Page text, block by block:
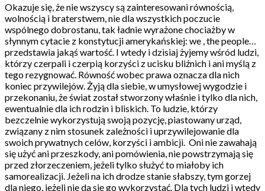
Okazuje się, że nie wszyscy są zainteresowani równością,
wolnością i braterstwem, nie dla wszystkich poczucie
wspólnego dobrostanu, tak ładnie wyrażone chociażby w
słynnym cytacie z konstytucji amerykańskiej: we , the people…
przedstawia jakąś wartość. I wtedy i dzisiaj żyjemy wśród ludzi,
którzy czerpali i czerpią korzyści z ucisku bliźnich i ani myślą z
tego rezygnować. Równość wobec prawa oznacza dla nich
koniec przywilejów. Żyją dla siebie, w umysłowej wygodzie i
przekonaniu, że świat został stworzony właśnie i tylko dla nich,
ewentualnie dla ich rodzin i bliskich. To ludzie, którzy
bezczelnie wykorzystują swoją pozycję, piastowany urząd,
związany z nim stosunek zależności i uprzywilejowanie dla
swoich prywatnych celów, korzyści i ambicji. Oni nie zawahają
się użyć ani przeszkody, ani pomówienia, nie powstrzymają się
przed złorzeczeniem, jeżeli tylko służyć to miałoby ich
samorealizacji. Jeżeli na ich drodze stanie słabszy, tym gorzej
dla niego, jeżeli nie da się go wykorzystać. Dla tych ludzi i wtedy